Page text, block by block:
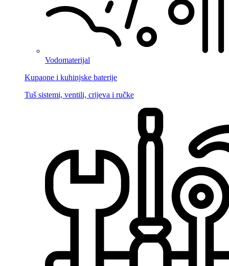
Vodomaterijal
Kupaone i kuhinjske baterije
Tuš sistemi, ventili, crijeva i ručke